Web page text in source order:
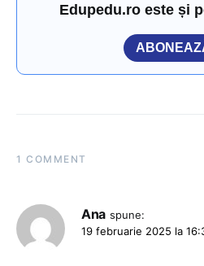
Edupedu.ro este și
1 COMMENT
Ana spune:
19 februarie 2025 la